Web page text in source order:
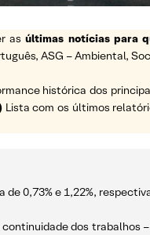
asúltimas notícias para
ASG – Ambiental,
histórica dos
Lista com os últimos
de 0,73% e 1,22%,
dos trabalhos